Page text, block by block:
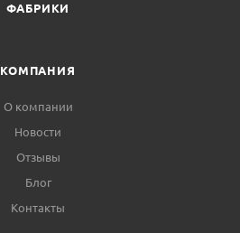
ФАБРИКИ
КОМПАНИЯ
О компании
Новости
Отзывы
Блог
Контакты